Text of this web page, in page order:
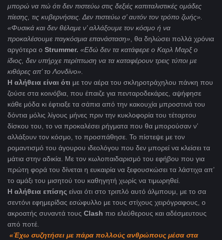
μπορώ να πώ ότι δεν πιστεύω στις δεξιές καπιταλιστικές ομάδες
πίεσης, τις κυβερνήσεις. Δεν πιστεύω σ’ αυτόν τον τρόπο ζωής».
«Φυσικά και δεν θέλαμε ν’ αλλάξουμε τον κόσμο ή να
προκαλέσουμε παγκόσμια επανάσταση», θα δηλώσει πολλά χρόνια
αργότερα ο Strummer. «Εδώ δεν τα κατάφερε ο Καρλ Μαρξ ο
ίδιος, δεν υπήρχε περίπτωση να τα καταφέρουν τρεις τύποι με
κιθάρες απ’ το Λονδίνο».
Η αλήθεια είναι ότι με τον αέρα του σκληροτράχηλου πάνκη που
ζούσε στα κοινόβια, που έπαιζε για πενταροδεκάρες, αψήφησε
κάθε μόδα κι έφτιαξε τα σάπια από την κακουχία μπροστινά του
δόντια μόλις λίγους μήνες πριν την κυκλοφορία του τέταρτου
δίσκου του, το να προκαλέσει ρήγματα που θα μπορούσαν ν’
αλλάξουν τον κόσμο, το προσπάθησε. Το πίστεψε με τον
ρομαντισμό του άγουρου ιδεολόγου που δεν μπορεί να κλείσει τα
μάτια στην αδικία. Με τον κωλοπαιδαρισμό του εφήβου που για
πρώτη φορά του δίνεται η ευκαιρία να ξεφουσκώσει τα λάστιχα απ’
το αμάξι του μισητού του καθηγητή χωρίς να τιμωρηθεί.
Η αλήθεια επίσης είναι ότι στο τριπλό αυτό άλμπουμ, με το σα
σεντόνι εφημερίδας εσώφυλλο με τους στίχους χειρόγραφους, ο
ακροατής συναντά τους Clash πιο ελεύθερους και αδέσμευτους
από ποτέ.
«Έχω συζητήσει με πάρα πολλούς ανθρώπους μέσα στα